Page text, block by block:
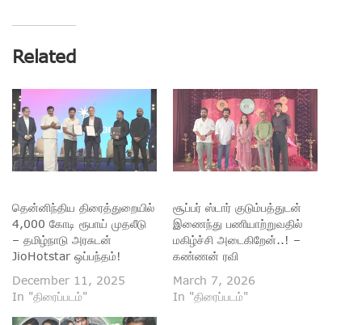
Related
தென்னிந்திய திரைத்துறையில்
4,000 கோடி ரூபாய் முதலீடு
– தமிழ்நாடு அரசுடன்
JioHotstar ஒப்பந்தம்!
December 11, 2025
In "திரைப்படம்"
சூப்பர் ஸ்டார் குடும்பத்துடன்
இணைந்து பணியாற்றுவதில்
மகிழ்ச்சி அடைகிறேன்..! –
கண்ணன் ரவி
March 7, 2026
In "திரைப்படம்"